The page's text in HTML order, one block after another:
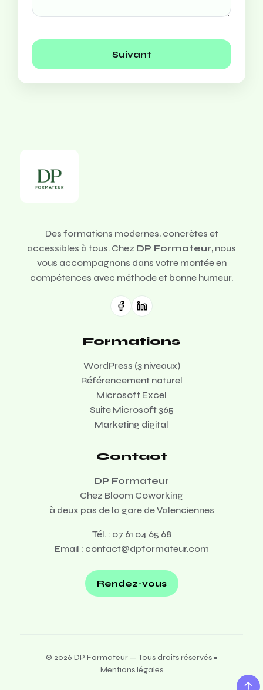
Suivant
Des formations modernes, concrètes et
accessibles à tous. Chez DP Formateur, nous
vous accompagnons dans votre montée en
compétences avec méthode et bonne humeur.
Formations
WordPress (3 niveaux)
Référencement naturel
Microsoft Excel
Suite Microsoft 365
Marketing digital
Contact
DP Formateur
Chez Bloom Coworking
à deux pas de la gare de Valenciennes
Tél. : 07 61 04 65 68
Email : contact@dpformateur.com
Rendez-vous
© 2026 DP Formateur — Tous droits réservés •
Mentions légales